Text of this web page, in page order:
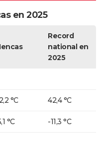
en 2025
Record
national en
2025
°C 42,4 °C
°C -11,3 °C